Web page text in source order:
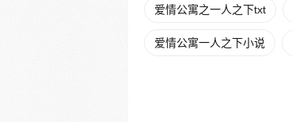
爱情公寓之一人之下txt
爱情公寓一人之下小说